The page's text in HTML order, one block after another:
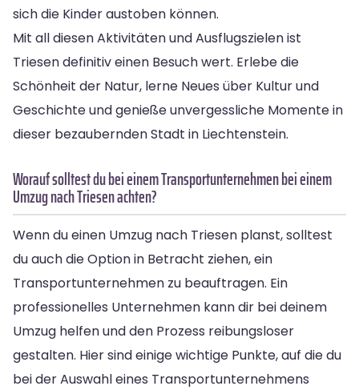
sich die Kinder austoben können.
Mit all diesen Aktivitäten und Ausflugszielen ist
Triesen definitiv einen Besuch wert. Erlebe die
Schönheit der Natur, lerne Neues über Kultur und
Geschichte und genieße unvergessliche Momente in
dieser bezaubernden Stadt in Liechtenstein.
Worauf solltest du bei einem Transportunternehmen bei einem
Umzug nach Triesen achten?
Wenn du einen Umzug nach Triesen planst, solltest
du auch die Option in Betracht ziehen, ein
Transportunternehmen zu beauftragen. Ein
professionelles Unternehmen kann dir bei deinem
Umzug helfen und den Prozess reibungsloser
gestalten. Hier sind einige wichtige Punkte, auf die du
bei der Auswahl eines Transportunternehmens